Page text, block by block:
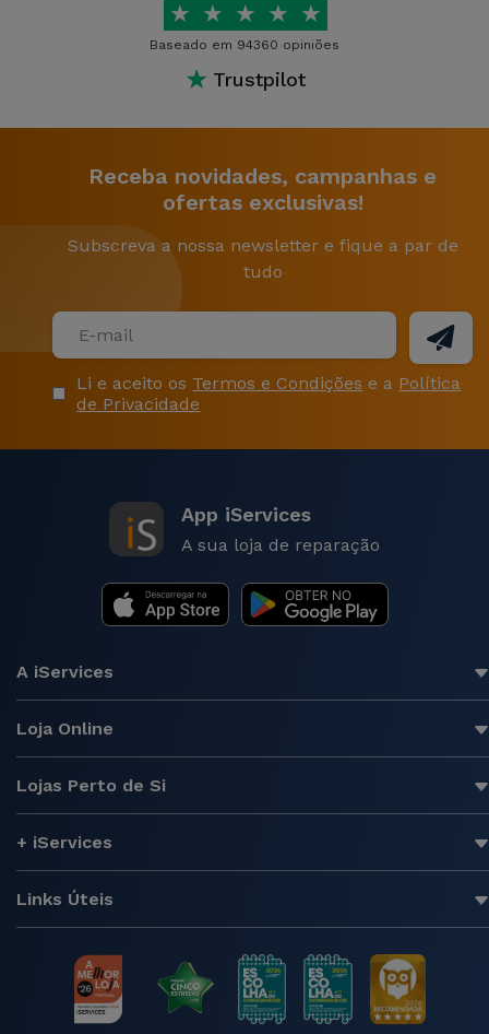
★ ★ ★ ★ ★
Baseado em 94360 opiniões
★ Trustpilot
Receba novidades, campanhas e
ofertas exclusivas!
Subscreva a nossa newsletter e fique a par de
tudo
Li e aceito os Termos e Condições e a Política
de Privacidade
App iServices
A sua loja de reparação
A iServices
Loja Online
Lojas Perto de Si
+ iServices
Links Úteis